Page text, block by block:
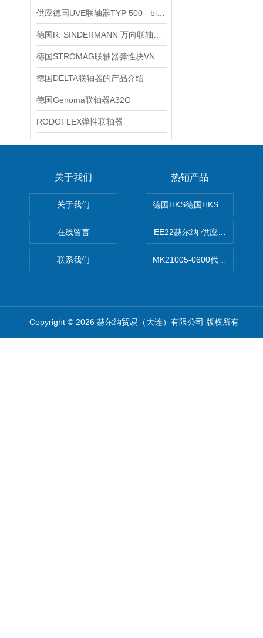
德国DELTA联轴器的产品介绍
德国Genoma联轴器A32G
RODOFLEX弹性联轴器
关于我们
关于我们
在线留言
联系我们
热销产品
德国HKS德国HKS液压旋转摆
EE22赫尔纳-供应
MK21005-0600代理德国MK
Copyright © 2026 赫尔纳贸易（大连）有限公司 版权所有